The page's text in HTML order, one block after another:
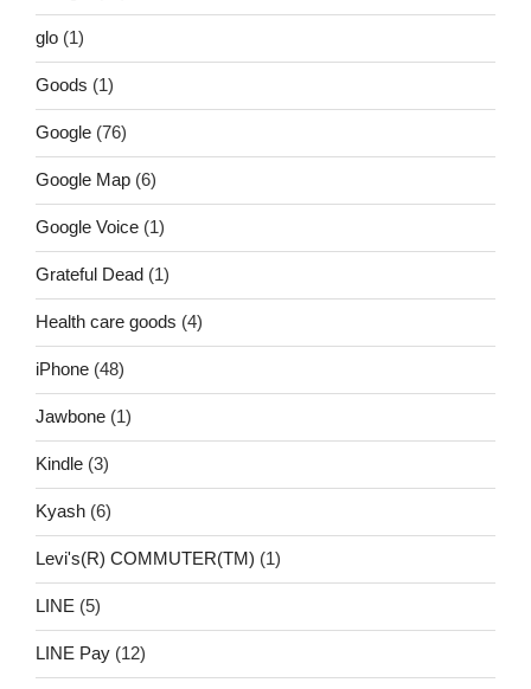
glo (1)
Goods (1)
Google (76)
Google Map (6)
Google Voice (1)
Grateful Dead (1)
Health care goods (4)
iPhone (48)
Jawbone (1)
Kindle (3)
Kyash (6)
Levi's(R) COMMUTER(TM) (1)
LINE (5)
LINE Pay (12)